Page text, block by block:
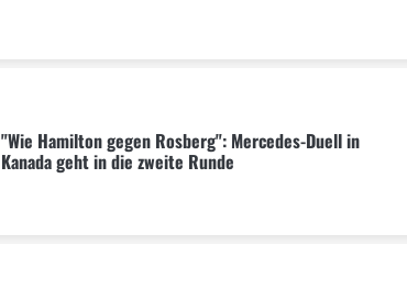
"Wie Hamilton gegen Rosberg": Mercedes-Duell in
Kanada geht in die zweite Runde